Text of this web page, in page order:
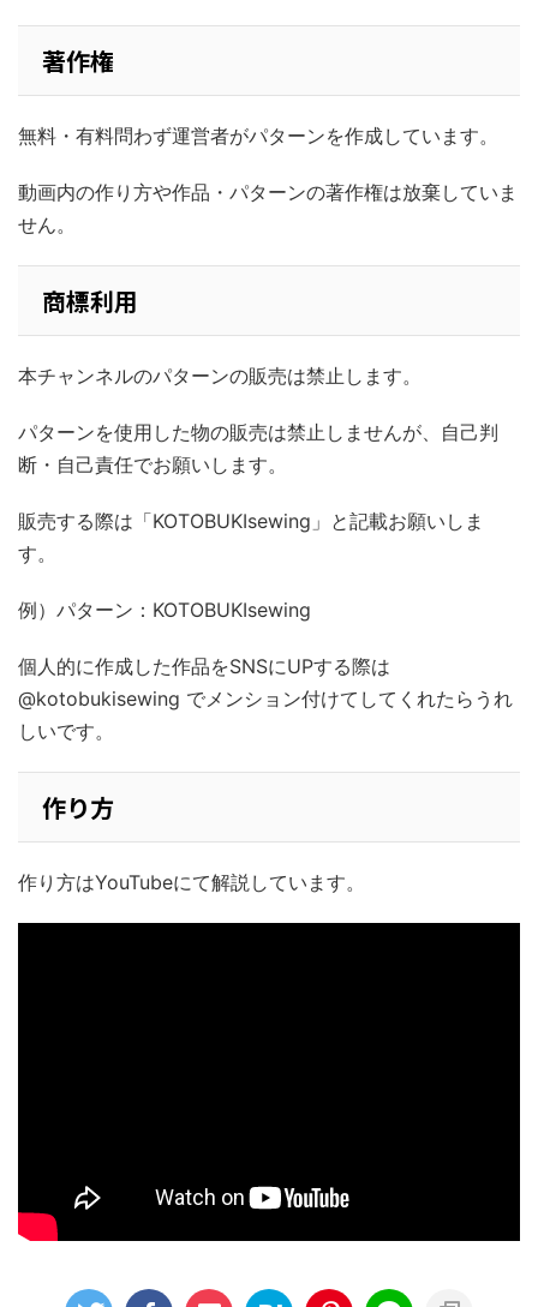
著作権
無料・有料問わず運営者がパターンを作成しています。
動画内の作り方や作品・パターンの著作権は放棄していま
せん。
商標利用
本チャンネルのパターンの販売は禁止します。
パターンを使用した物の販売は禁止しませんが、自己判
断・自己責任でお願いします。
販売する際は「KOTOBUKIsewing」と記載お願いしま
す。
例）パターン：KOTOBUKIsewing
個人的に作成した作品をSNSにUPする際は
@kotobukisewing でメンション付けてしてくれたらうれ
しいです。
作り方
作り方はYouTubeにて解説しています。